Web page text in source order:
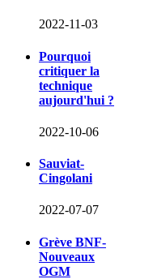
2022-11-03
Pourquoi
critiquer la
technique
aujourd'hui ?
2022-10-06
Sauviat-
Cingolani
2022-07-07
Grève BNF-
Nouveaux
OGM